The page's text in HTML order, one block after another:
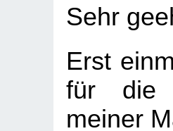
Sehr
Erst
für die
meiner